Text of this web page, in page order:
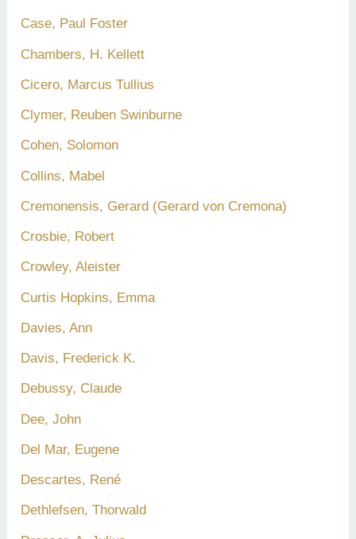
Case, Paul Foster
Chambers, H. Kellett
Cicero, Marcus Tullius
Clymer, Reuben Swinburne
Cohen, Solomon
Collins, Mabel
Cremonensis, Gerard (Gerard von Cremona)
Crosbie, Robert
Crowley, Aleister
Curtis Hopkins, Emma
Davies, Ann
Davis, Frederick K.
Debussy, Claude
Dee, John
Del Mar, Eugene
Descartes, René
Dethlefsen, Thorwald